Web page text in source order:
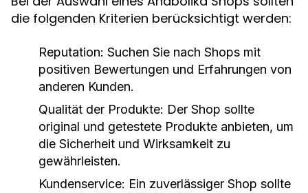
die folgenden Kriterien berücksichtigt werden:
Reputation: Suchen Sie nach Shops mit
positiven Bewertungen und Erfahrungen von
anderen Kunden.
Qualität der Produkte: Der Shop sollte
original und getestete Produkte anbieten, um
die Sicherheit und Wirksamkeit zu
gewährleisten.
Kundenservice: Ein zuverlässiger Shop sollte